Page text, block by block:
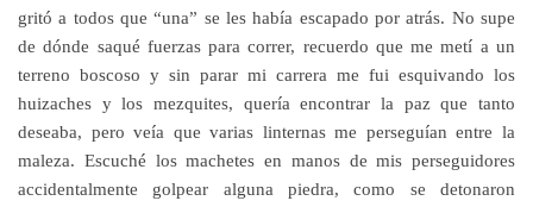
gritó a todos que “una” se les había escapado por atrás. No supe
de dónde saqué fuerzas para correr, recuerdo que me metí a un
terreno boscoso y sin parar mi carrera me fui esquivando los
huizaches y los mezquites, quería encontrar la paz que tanto
deseaba, pero veía que varias linternas me perseguían entre la
maleza. Escuché los machetes en manos de mis perseguidores
accidentalmente golpear alguna piedra, como se detonaron